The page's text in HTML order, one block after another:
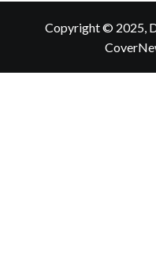
Copyright © 2025,